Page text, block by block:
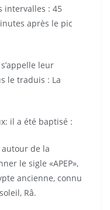
intervalles : 45
après le pic
leur
le traduis : La
il a été baptisé :
de la
le sigle «APEP»,
ancienne, connu
Râ.